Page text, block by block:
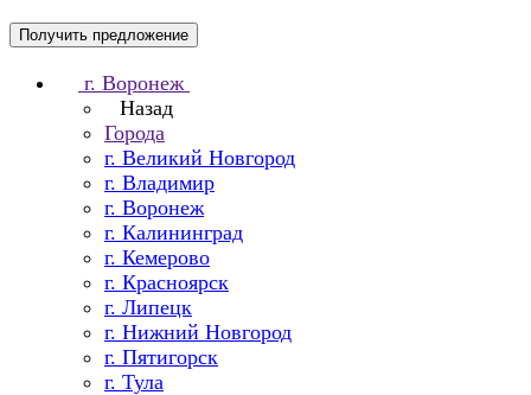
Получить предложение
г. Воронеж
Назад
Города
г. Великий Новгород
г. Владимир
г. Воронеж
г. Калининград
г. Кемерово
г. Красноярск
г. Липецк
г. Нижний Новгород
г. Пятигорск
г. Тула